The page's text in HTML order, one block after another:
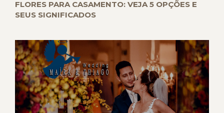
FLORES PARA CASAMENTO: VEJA 5 OPÇÕES E
SEUS SIGNIFICADOS